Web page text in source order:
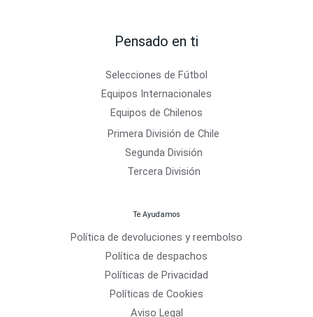
Pensado en ti
Selecciones de Fútbol
Equipos Internacionales
Equipos de Chilenos
Primera División de Chile
Segunda División
Tercera División
Te Ayudamos
Política de devoluciones y reembolso
Política de despachos
Políticas de Privacidad
Políticas de Cookies
Aviso Legal